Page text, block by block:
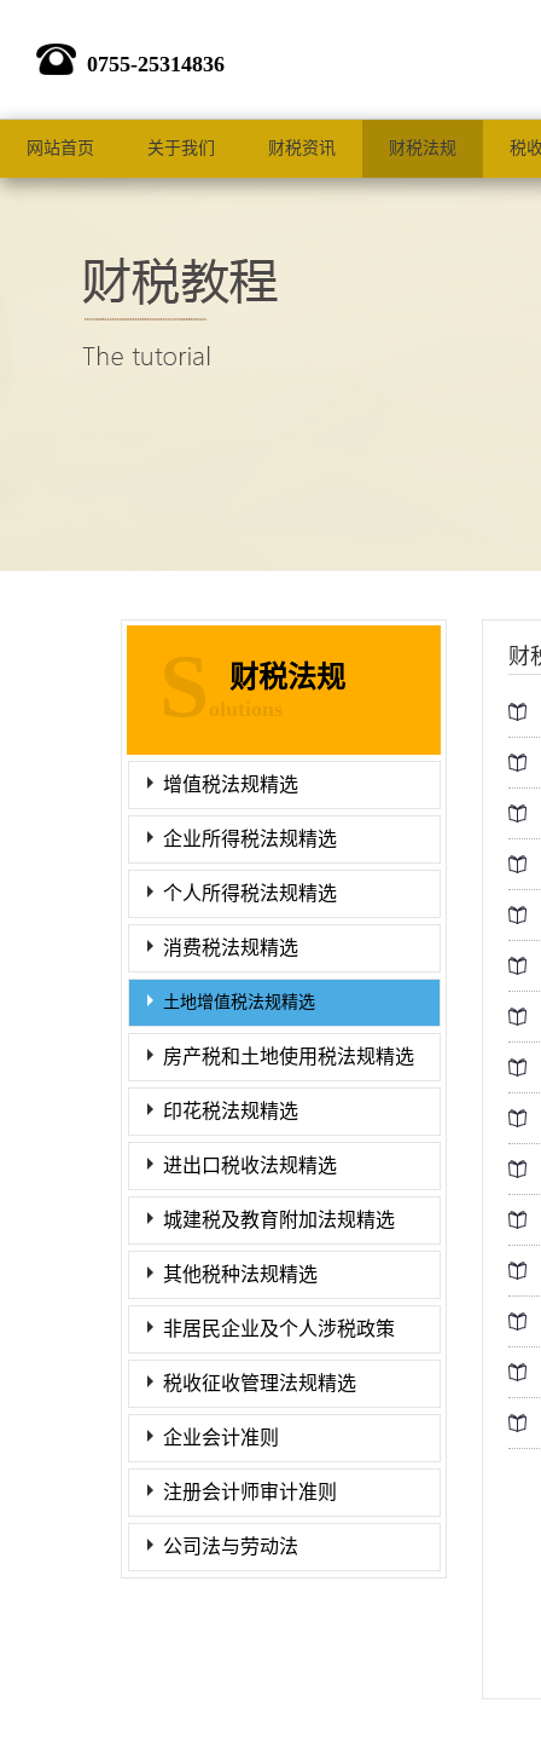
0755-25314836
网站首页 关于我们 财税资讯 财税法规 税
财税法规
S olutions
增值税法规精选
企业所得税法规精选
个人所得税法规精选
消费税法规精选
土地增值税法规精选
房产税和土地使用税法规精选
印花税法规精选
进出口税收法规精选
城建税及教育附加法规精选
其他税种法规精选
非居民企业及个人涉税政策
税收征收管理法规精选
企业会计准则
注册会计师审计准则
公司法与劳动法
财